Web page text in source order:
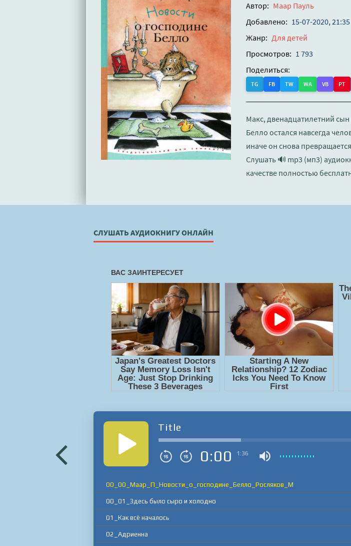
Автор: Маар Пауль
Добавлено: 15-07-2020, 21:35
Жанр: Для детей
Просмотров: 1 793
Поделиться:
TG FB TW WA VB PT
Макс, двенадцатилетний сын
Белло остался навсегда
иначе он снова
Слушать 🔊 mp3 (мп3)
качестве полностью
СЛУШАТЬ АУДИОКНИГУ ОНЛАЙН
Title
0:00 1:36
00_00_Маар_П_Новости_о_господине_Белло_Росляков_М
00_01_Здесь было сыро и холодно
01_Как всё началось
02_Адриенна